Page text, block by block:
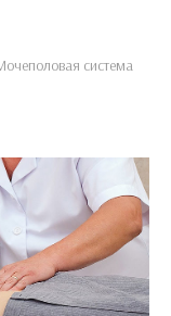
система